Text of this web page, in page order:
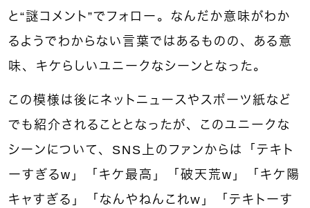
と“謎コメント”でフォロー。なんだか意味がわか
るようでわからない言葉ではあるものの、ある意
味、キケらしいユニークなシーンとなった。
この模様は後にネットニュースやスポーツ紙など
でも紹介されることとなったが、このユニークな
シーンについて、SNS上のファンからは「テキト
ーすぎるw」「キケ最高」「破天荒w」「キケ陽
キャすぎる」「なんやねんこれｗ」「テキトーす